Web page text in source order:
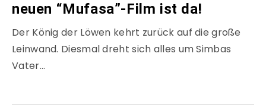
neuen “Mufasa”-Film ist da!
Der König der Löwen kehrt zurück auf die große
Leinwand. Diesmal dreht sich alles um Simbas
Vater…